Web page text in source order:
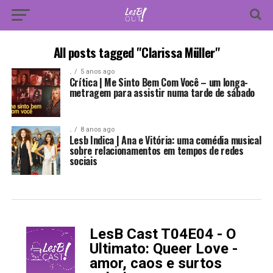
All posts tagged "Clarissa Müller"
. 5 anos ago
Crítica | Me Sinto Bem Com Você – um longa-
metragem para assistir numa tarde de sábado
. 8 anos ago
Lesb Indica | Ana e Vitória: uma comédia musical
sobre relacionamentos em tempos de redes
sociais
LesB Cast T04E04 - O
Ultimato: Queer Love -
amor, caos e surtos
-